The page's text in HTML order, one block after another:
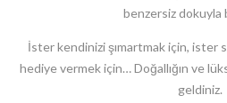
benzersiz dokuyla
İster kendinizi şımartmak için, ister
hediye vermek için… Doğallığın ve
geldiniz.